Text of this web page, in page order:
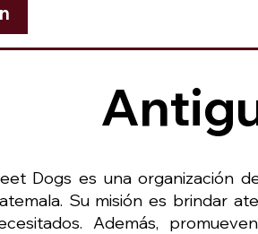
Dogs es una organización
Su misión es brindar
Además,